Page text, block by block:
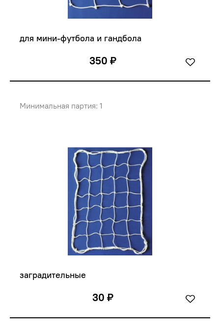
для мини-футбола и гандбола
350 ₽
Минимальная партия: 1
заградительные
30 ₽